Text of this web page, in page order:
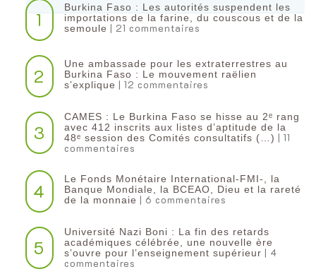
1
Burkina Faso : Les autorités suspendent les
importations de la farine, du couscous et de la
semoule | 21 commentaires
2
Une ambassade pour les extraterrestres au
Burkina Faso : Le mouvement raëlien
s’explique | 12 commentaires
3
CAMES : Le Burkina Faso se hisse au 2ᵉ rang
avec 412 inscrits aux listes d’aptitude de la
48ᵉ session des Comités consultatifs (…) | 11
commentaires
4
Le Fonds Monétaire International-FMI-, la
Banque Mondiale, la BCEAO, Dieu et la rareté
de la monnaie | 6 commentaires
5
Université Nazi Boni : La fin des retards
académiques célébrée, une nouvelle ère
s’ouvre pour l’enseignement supérieur | 4
commentaires